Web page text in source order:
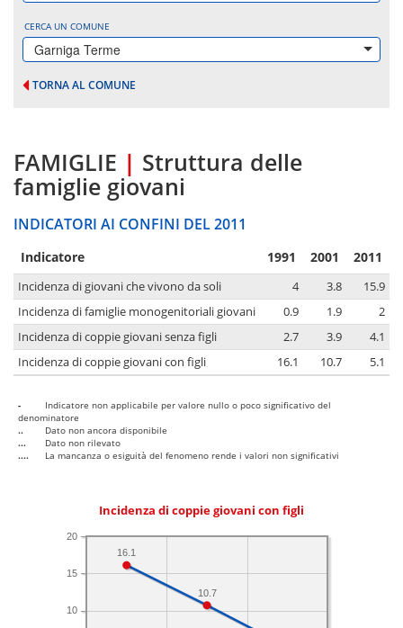
CERCA UN COMUNE
Garniga Terme
TORNA AL COMUNE
FAMIGLIE | Struttura delle
famiglie giovani
INDICATORI AI CONFINI DEL 2011
Indicatore 1991 2001 2011
Incidenza di giovani che vivono da soli 4 3.8
15.9
Incidenza di famiglie monogenitoriali giovani
0.9 1.9
2
Incidenza di coppie giovani senza figli
2.7 3.9
4.1
Incidenza di coppie giovani con figli
16.1 10.7 5.1
-
Indicatore non applicabile per valore nullo o poco significativo del
denominatore
..
Dato non ancora disponibile
...
Dato non rilevato
....
La mancanza o esiguità del fenomeno rende i valori non significativi
Incidenza di coppie giovani con figli
10
15
20
10.7
16.1